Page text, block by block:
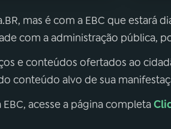
mas é com a EBC que estará
com a administração pública,
e conteúdos ofertados ao
conteúdo alvo de sua
acesse a página completa